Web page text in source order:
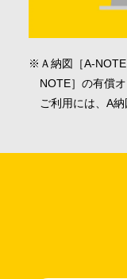
Ａ納図［A-
NOTE］の有償オ
ご利用には、A